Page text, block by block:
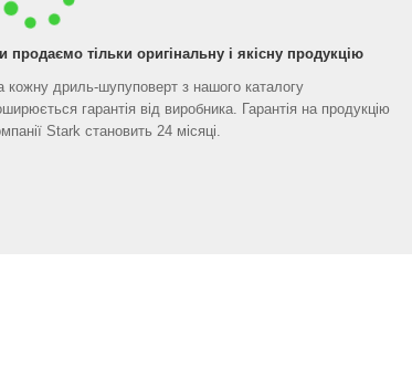
продаємо тільки оригінальну і якісну продукцію
кожну дриль-шупуповерт з нашого каталогу
гарантія від виробника. Гарантія на продукцію
Stark становить 24 місяці.